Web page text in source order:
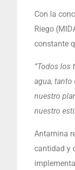
Con la
Riego
constante
“Todos los
agua, tanto
nuestro
nuestro
Antamina
cantidad y